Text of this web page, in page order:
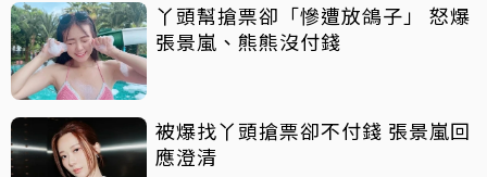
丫頭幫搶票卻「慘遭放鴿子」 怒爆
張景嵐、熊熊沒付錢
被爆找丫頭搶票卻不付錢 張景嵐回
應澄清